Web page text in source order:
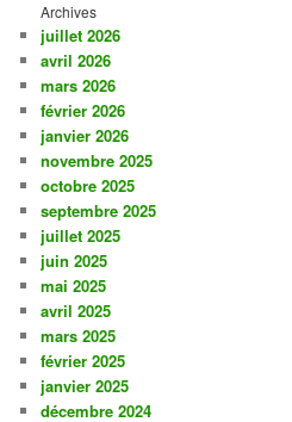
Archives
juillet 2026
avril 2026
mars 2026
février 2026
janvier 2026
novembre 2025
octobre 2025
septembre 2025
juillet 2025
juin 2025
mai 2025
avril 2025
mars 2025
février 2025
janvier 2025
décembre 2024